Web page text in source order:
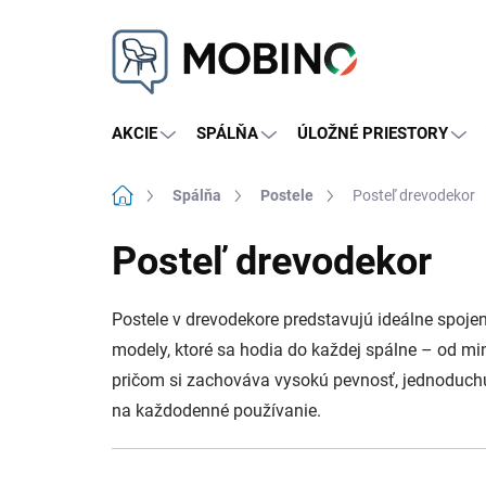
AKCIE SPÁLŇA ÚLOŽNÉ PRIESTORY
DomovSpálňa Postele Posteľ drevodekor
Posteľ drevodekor
Postele v drevodekore predstavujú ideálne
modely, ktoré sa hodia do každej spálne – od
pričom si zachováva vysokú pevnosť,
na každodenné používanie.